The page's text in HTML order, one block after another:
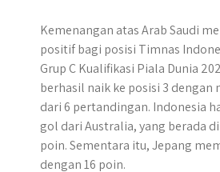
Kemenangan atas Arab Saudi
positif bagi posisi Timnas
Grup C Kualifikasi Piala Dunia
berhasil naik ke posisi 3 dengan
dari 6 pertandingan. Indonesia
gol dari Australia, yang berada
poin. Sementara itu, Jepang
dengan 16 poin.